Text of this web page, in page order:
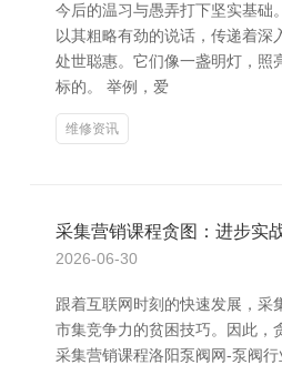
今后的温习与愚弄打下坚实基础
以其粗略有劲的说话，传递着深
处世聪惠。它们像一盏明灯，照
标的。 举例，爱
维修资讯
采集营销课程贪图：进步实
2026-06-30
跟着互联网时刻的快速发展，采
市集竞争力的贫困技巧。因此，
采集营销课程洛阳泵阀网-泵阀